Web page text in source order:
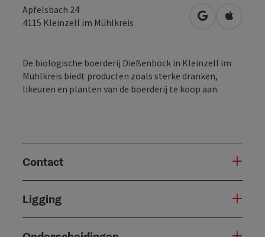
Apfelsbach 24
4115 Kleinzell im Mühlkreis Openen in
De biologische boerderij Dießenböck in Kleinzell im
Mühlkreis biedt producten zoals sterke dranken,
likeuren en planten van de boerderij te koop aan.
Contact
Ligging